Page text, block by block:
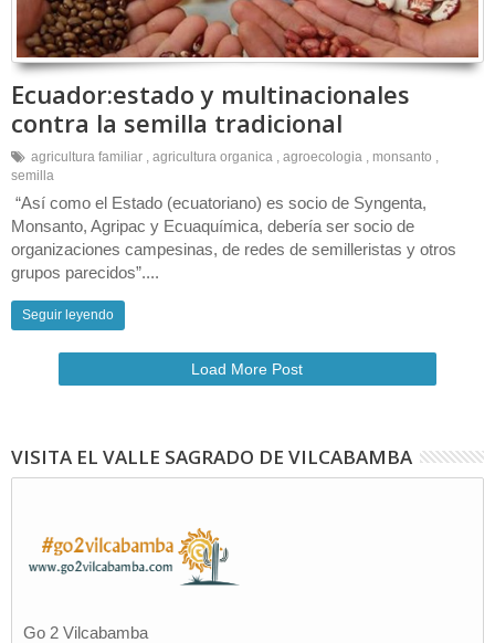
Ecuador:estado y multinacionales
contra la semilla tradicional
agricultura familiar , agricultura organica , agroecologia , monsanto ,
semilla
“Así como el Estado (ecuatoriano) es socio de Syngenta,
Monsanto, Agripac y Ecuaquímica, debería ser socio de
organizaciones campesinas, de redes de semilleristas y otros
grupos parecidos”....
Seguir leyendo
Load More Post
VISITA EL VALLE SAGRADO DE VILCABAMBA
Go 2 Vilcabamba